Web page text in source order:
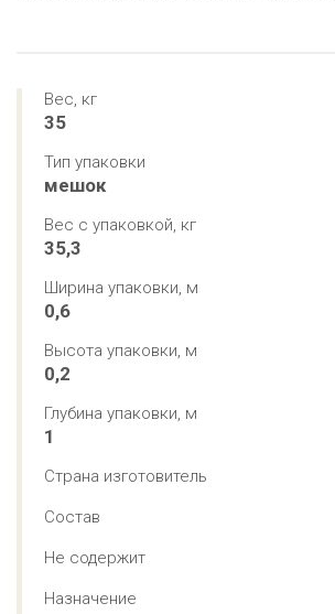
Вес, кг
35
Тип упаковки
мешок
Вес с упаковкой, кг
35,3
Ширина упаковки, м
0,6
Высота упаковки, м
0,2
Глубина упаковки, м
1
Страна изготовитель
Состав
Не содержит
Назначение